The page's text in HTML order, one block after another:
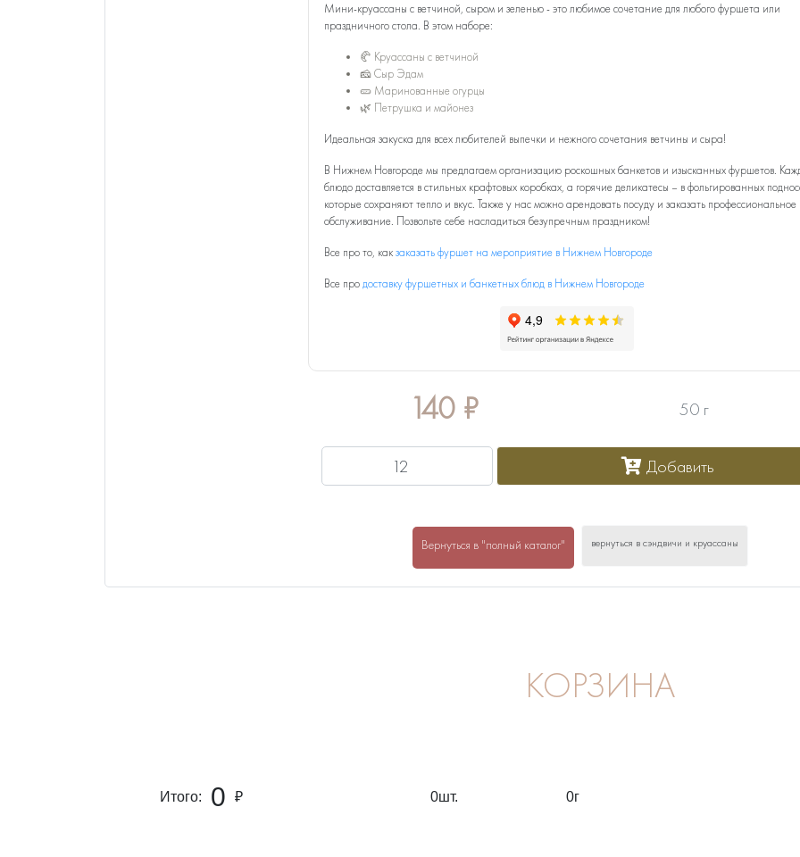
Мини-круассаны с ветчиной, сыром и зеленью - это любимое сочетание для любого фуршета или
праздничного стола. В этом наборе:
🥐 Круассаны с ветчиной
🧀 Сыр Эдам
🥒 Маринованные огурцы
🌿 Петрушка и майонез
Идеальная закуска для всех любителей выпечки и нежного сочетания ветчины и сыра!
В Нижнем Новгороде мы предлагаем организацию роскошных банкетов и изысканных фуршетов.
блюдо доставляется в стильных крафтовых коробках, а горячие деликатесы – в фольгированных
которые сохраняют тепло и вкус. Также у нас можно арендовать посуду и заказать профессиональное
обслуживание. Позвольте себе насладиться безупречным праздником!
Все про то, какзаказать фуршет на мероприятие в Нижнем Новгороде
Все продоставку фуршетных и банкетных блюд в Нижнем Новгороде
140₽ 50 г
Добавить
Вернуться в "полный каталог" вернуться в сэндвичи и круассаны
КОРЗИНА
Итого: 0 ₽ 0шт. 0г